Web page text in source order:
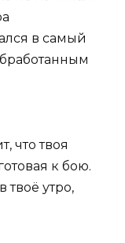
в самый
что твоя
к бою.
твоё утро,